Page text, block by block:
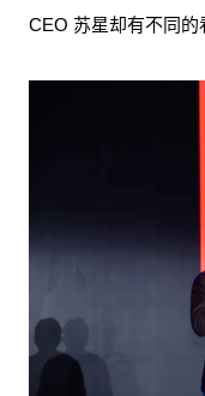
CEO 苏星却有不同的